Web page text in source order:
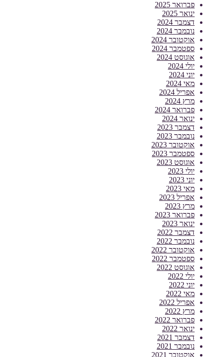
פברואר 2025
ינואר 2025
דצמבר 2024
נובמבר 2024
אוקטובר 2024
ספטמבר 2024
אוגוסט 2024
יולי 2024
יוני 2024
מאי 2024
אפריל 2024
מרץ 2024
פברואר 2024
ינואר 2024
דצמבר 2023
נובמבר 2023
אוקטובר 2023
ספטמבר 2023
אוגוסט 2023
יולי 2023
יוני 2023
מאי 2023
אפריל 2023
מרץ 2023
פברואר 2023
ינואר 2023
דצמבר 2022
נובמבר 2022
אוקטובר 2022
ספטמבר 2022
אוגוסט 2022
יולי 2022
יוני 2022
מאי 2022
אפריל 2022
מרץ 2022
פברואר 2022
ינואר 2022
דצמבר 2021
נובמבר 2021
אוקטובר 2021